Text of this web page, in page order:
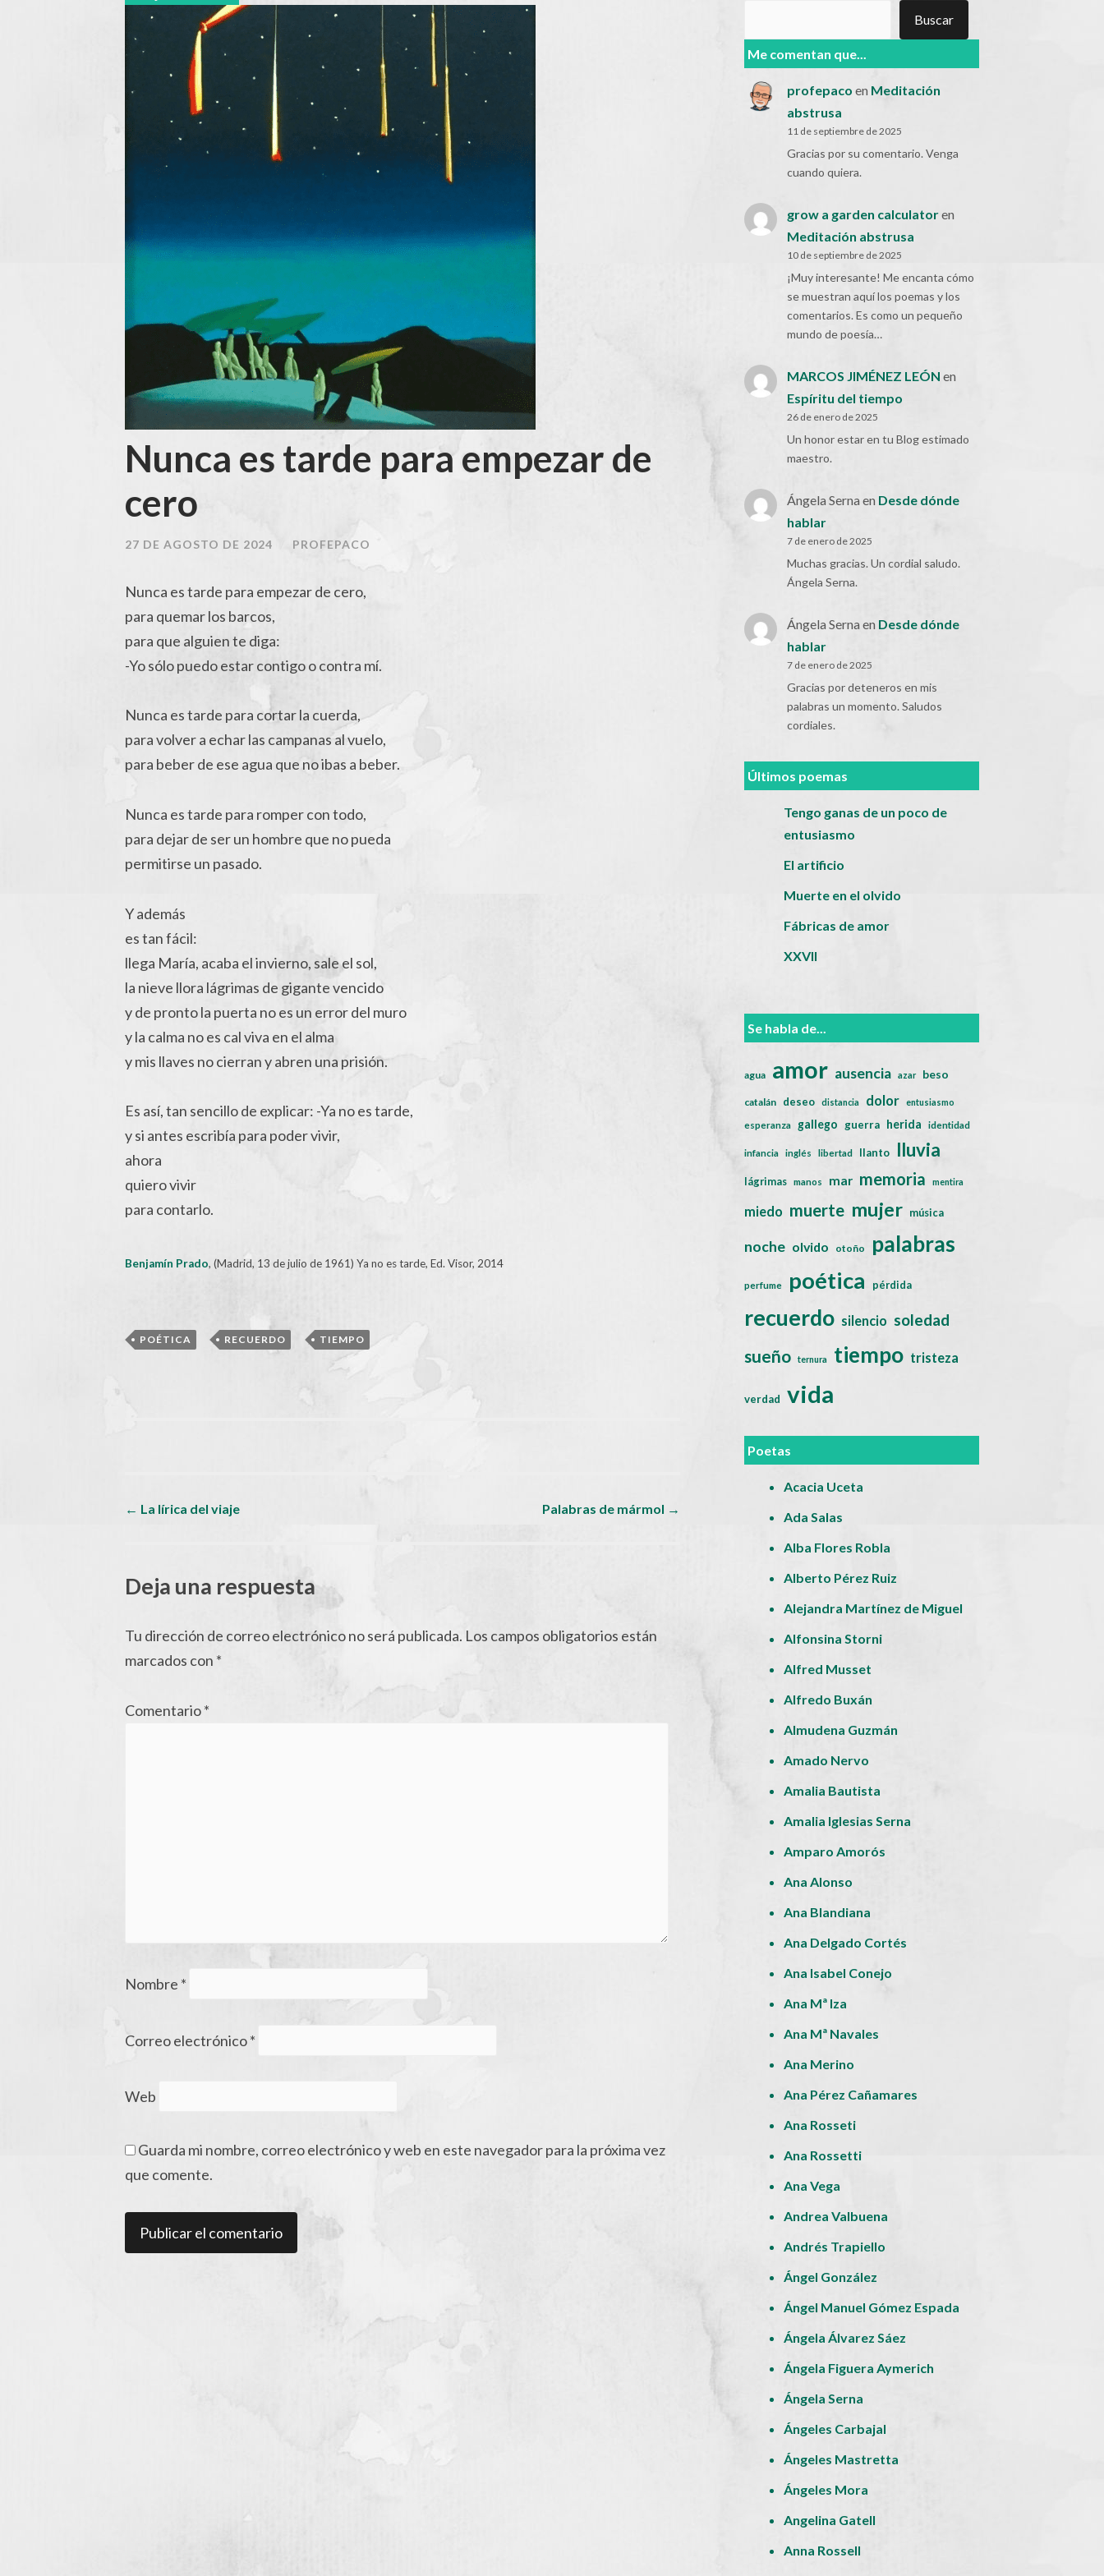
Nunca es tarde para empezar de
cero
27 DE AGOSTO DE 2024 PROFEPACO
Nunca es tarde para empezar de cero,
para quemar los barcos,
para que alguien te diga:
-Yo sólo puedo estar contigo o contra mí.
Nunca es tarde para cortar la cuerda,
para volver a echar las campanas al vuelo,
para beber de ese agua que no ibas a beber.
Nunca es tarde para romper con todo,
para dejar de ser un hombre que no pueda
permitirse un pasado.
Y además
es tan fácil:
llega María, acaba el invierno, sale el sol,
la nieve llora lágrimas de gigante vencido
y de pronto la puerta no es un error del muro
y la calma no es cal viva en el alma
y mis llaves no cierran y abren una prisión.
Es así, tan sencillo de explicar: -Ya no es tarde,
y si antes escribía para poder vivir,
ahora
quiero vivir
para contarlo.
Benjamín Prado, (Madrid, 13 de julio de 1961) Ya no es tarde, Ed. Visor, 2014
POÉTICA , RECUERDO , TIEMPO
Navegador
artículos
← La lírica del viaje Palabras de mármol →
Deja una respuesta
Tu dirección de correo electrónico no será publicada. Los campos obligatorios están
marcados con *
Comentario*
Nombre *
Correo electrónico*
Web
Guarda mi nombre, correo electrónico y web en este navegador para la próxima vez
que comente.
Buscar
Me comentan que...
profepaco en Meditación
abstrusa
11 de septiembre de 2025
Gracias por su comentario. Venga
cuando quiera.
grow a garden calculatoren
Meditación abstrusa
10 de septiembre de 2025
¡Muy interesante! Me encanta cómo
se muestran aquí los poemas y los
comentarios. Es como un pequeño
mundo de poesía…
MARCOS JIMÉNEZ LEÓN en
Espíritu del tiempo
26 de enero de 2025
Un honor estar en tu Blog estimado
maestro.
Ángela Serna en Desde dónde
hablar
7 de enero de 2025
Muchas gracias. Un cordial saludo.
Ángela Serna.
Ángela Serna en Desde dónde
hablar
7 de enero de 2025
Gracias por deteneros en mis
palabras un momento. Saludos
cordiales.
Últimos poemas
Tengo ganas de un poco de
entusiasmo
El artificio
Muerte en el olvido
Fábricas de amor
XXVII
Se habla de...
agua amor ausencia azar beso
catalán deseo distancia dolor entusiasmo
esperanza gallego guerra herida identidad
infancia inglés libertad llanto lluvia
lágrimas manos mar memoria mentira
miedo muerte mujer música
noche olvido otoño palabras
perfume poética pérdida
recuerdo silencio soledad
sueño ternura tiempo tristeza
verdad vida
Poetas
Acacia Uceta
Ada Salas
Alba Flores Robla
Alberto Pérez Ruiz
Alejandra Martínez de Miguel
Alfonsina Storni
Alfred Musset
Alfredo Buxán
Almudena Guzmán
Amado Nervo
Amalia Bautista
Amalia Iglesias Serna
Amparo Amorós
Ana Alonso
Ana Blandiana
Ana Delgado Cortés
Ana Isabel Conejo
Ana Mª Iza
Ana Mª Navales
Ana Merino
Ana Pérez Cañamares
Ana Rosseti
Ana Rossetti
Ana Vega
Andrea Valbuena
Andrés Trapiello
Ángel González
Ángel Manuel Gómez Espada
Ángela Álvarez Sáez
Ángela Figuera Aymerich
Ángela Serna
Ángeles Carbajal
Ángeles Mastretta
Ángeles Mora
Angelina Gatell
Anna Rossell